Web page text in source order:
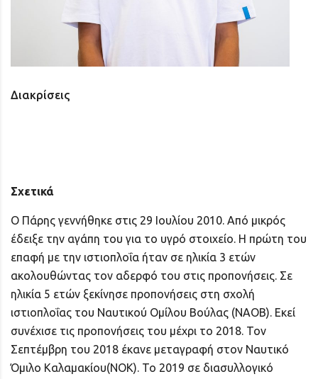
Διακρίσεις
Σχετικά
Ο Πάρης γεννήθηκε στις 29 Ιουλίου 2010. Από μικρός
έδειξε την αγάπη του για το υγρό στοιχείο. Η πρώτη του
επαφή με την ιστιοπλοΐα ήταν σε ηλικία 3 ετών
ακολουθώντας τον αδερφό του στις προπονήσεις. Σε
ηλικία 5 ετών ξεκίνησε προπονήσεις στη σχολή
ιστιοπλοΐας του Ναυτικού Ομίλου Βούλας (ΝΑΟΒ). Εκεί
συνέχισε τις προπονήσεις του μέχρι το 2018. Τον
Σεπτέμβρη του 2018 έκανε μεταγραφή στον Ναυτικό
Όμιλο Καλαμακίου(ΝΟΚ). Το 2019 σε διασυλλογικό